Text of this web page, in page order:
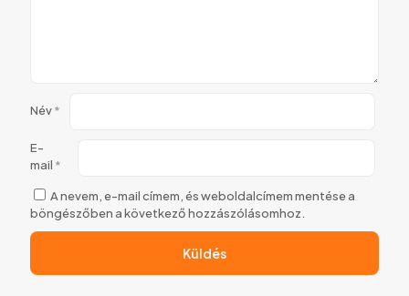
Név*
E-
mail *
A nevem, e-mail címem, és weboldalcímem mentése a
böngészőben a következő hozzászólásomhoz.